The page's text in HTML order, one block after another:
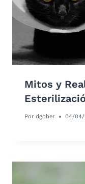
Mitos y
Por dgoher 04/04/